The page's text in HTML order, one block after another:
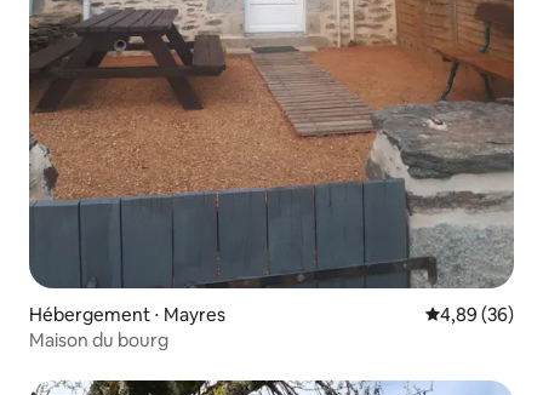
Hébergement ⋅ Mayres Évaluation
4,89 (36)
Maison du bourg